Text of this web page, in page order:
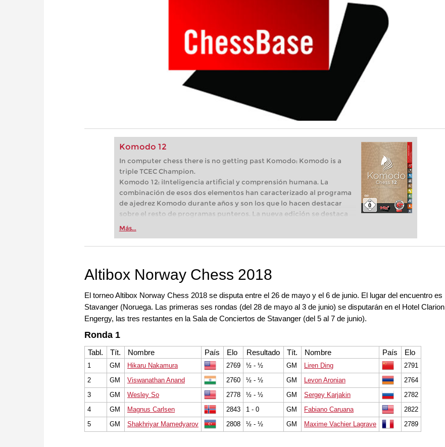
Komodo 12
In computer chess there is no getting past Komodo: Komodo is a
triple TCEC Champion.
Komodo 12: iInteligencia artificial y comprensión humana. La
combinación de esos dos elementos han caracterizado al programa
de ajedrez Komodo durante años y son los que lo hacen destacar
sobre el resto de programas punteros. La nueva edición se destaca
por el hecho de que "dos corazones laten en su pecho". Uno es el
segundo es el módulo Komodo "Monte Carlo" que calcula por un
Más...
Altibox Norway Chess 2018
El torneo Altibox Norway Chess 2018 se disputa entre el 26 de mayo y el 6 de junio. El lugar del encuentro es
Stavanger (Noruega. Las primeras ses rondas (del 28 de mayo al 3 de junio) se disputarán en el Hotel Clarion
Engergy, las tres restantes en la Sala de Conciertos de Stavanger (del 5 al 7 de junio).
Ronda 1
Tabl. Tít. Nombre País Elo Resultado Tít. Nombre País Elo
1 GM Hikaru Nakamura 2769 ½ - ½ GM Liren Ding
2791
2
GM Viswanathan Anand 2760 ½ - ½ GM Levon Aronian
2764
3
GM Wesley So 2778 ½ - ½ GM Sergey Karjakin
2782
4
GM Magnus Carlsen 2843 1 - 0 GM Fabiano Caruana
2822
5
GM Shakhriyar Mamedyarov 2808 ½ - ½ GM Maxime Vachier Lagrave 2789